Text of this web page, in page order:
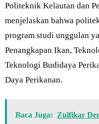
Politeknik Kelautan dan
menjelaskan bahwa
program studi unggulan
Penangkapan Ikan,
Teknologi Budidaya
Daya Perikanan.
Baca Juga: Zulfikar